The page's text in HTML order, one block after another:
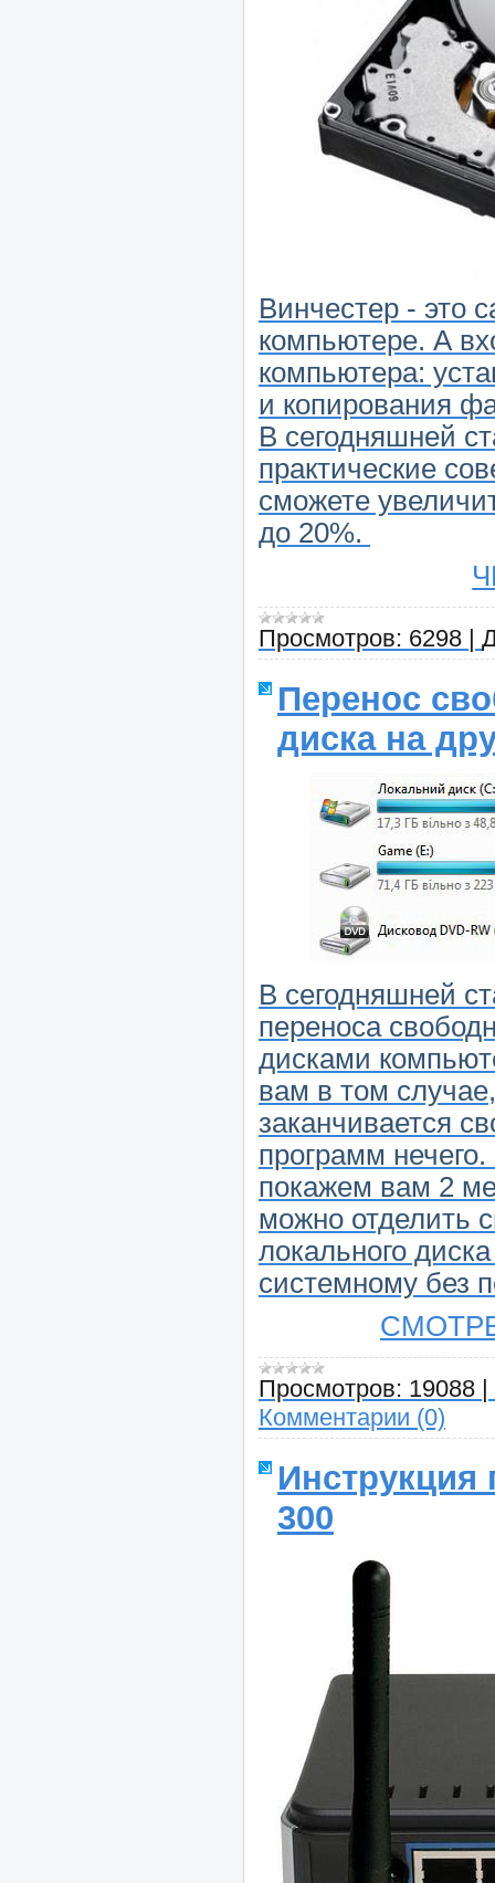
Винчестер - это
компьютере. А
компьютера:
и копирования
В сегодняшней
практические
сможете
до 20%.
Просмотров: 6298 |
Перенос
диска на
В сегодняшней
переноса
дисками
вам в том
заканчивается
программ
покажем вам 2
можно отделить
локального
системному без
Просмотров: 19088 |
Комментарии (0)
Инструкция
300